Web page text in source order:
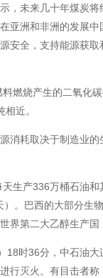
未来几十年煤炭将
亚洲和非洲的发展
安全，支持能源获
烧产生的二氧化碳
近。
耗取决于制造业的
产336万桶石油和
。巴西的大部分生
界第二大乙醇生产国
时36分，中石油大
行灭火。有目击者